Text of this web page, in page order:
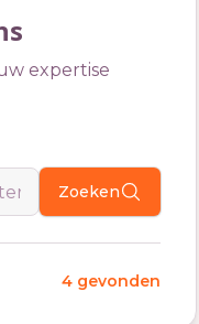
expertise
Zoeken
4 gevonden